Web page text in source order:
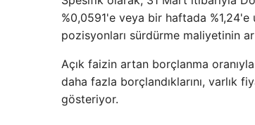
%0,0591'e veya bir haftada
pozisyonları sürdürme maliyetinin
Açık faizin artan borçlanma
daha fazla borçlandıklarını, varlık
gösteriyor.